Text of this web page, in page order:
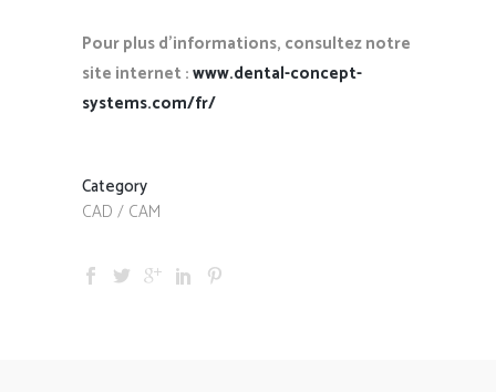
Pour plus d’informations, consultez notre
site internet :www.dental-concept-
systems.com/fr/
Category
CAD / CAM